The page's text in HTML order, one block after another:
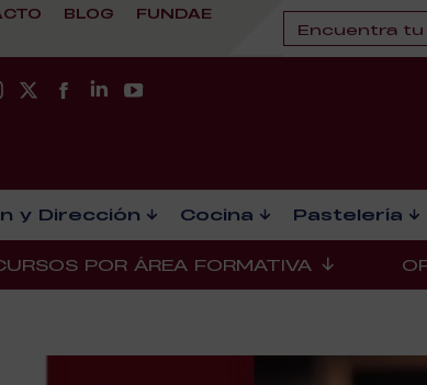
BLOG FUNDAE
y Dirección Cocina Pastelería
POR ÁREA FORMATIVA